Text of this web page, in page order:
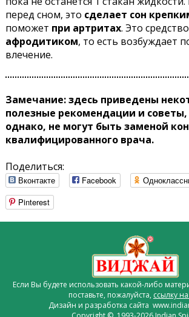
перед сном, это сделает сон
поможет при артритах. Это
афродитиком, то есть возбуждает
влечение.
Замечание: здесь приведены
полезные рекомендации и
однако, не могут быть заменой
квалифицированного врача.
Поделиться:
Вконтакте Facebook
Pinterest
Если Вы будете использовать какой-либо
поставьте, пожалуйста, ссылку
Дизайн и разработка сайта